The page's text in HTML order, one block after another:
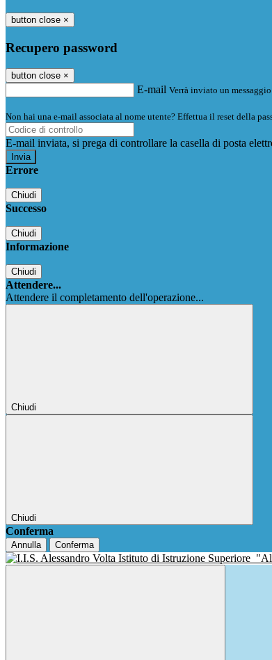
button close ×
Recupero password
button close ×
E-mail Verrà inviato un
Non hai una e-mail associata al nome utente? Effettua il reset della
E-mail inviata, si prega di controllare la casella di posta
Errore
Chiudi
Successo
Chiudi
Informazione
Chiudi
Attendere...
Attendere il completamento dell'operazione...
Chiudi
Chiudi
Conferma
Annulla Conferma
Istituto di Istruzione Superiore